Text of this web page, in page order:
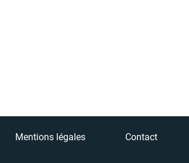
Mentions légales Contact